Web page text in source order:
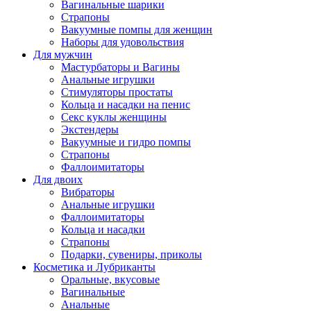
Вагинальные шарики
Страпоны
Вакуумные помпы для женщин
Наборы для удовольствия
Для мужчин
Мастурбаторы и Вагины
Анальные игрушки
Стимуляторы простаты
Кольца и насадки на пенис
Секс куклы женщины
Экстендеры
Вакуумные и гидро помпы
Страпоны
Фаллоимитаторы
Для двоих
Вибраторы
Анальные игрушки
Фаллоимитаторы
Кольца и насадки
Страпоны
Подарки, сувениры, приколы
Косметика и Лубриканты
Оральные, вкусовые
Вагинальные
Анальные